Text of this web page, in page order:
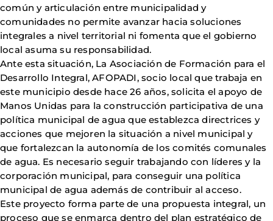
común y articulación entre municipalidad y
comunidades no permite avanzar hacia soluciones
integrales a nivel territorial ni fomenta que el gobierno
local asuma su responsabilidad.
Ante esta situación, La Asociación de Formación para el
Desarrollo Integral, AFOPADI, socio local que trabaja en
este municipio desde hace 26 años, solicita el apoyo de
Manos Unidas para la construcción participativa de una
política municipal de agua que establezca directrices y
acciones que mejoren la situación a nivel municipal y
que fortalezcan la autonomía de los comités comunales
de agua. Es necesario seguir trabajando con líderes y la
corporación municipal, para conseguir una política
municipal de agua además de contribuir al acceso.
Este proyecto forma parte de una propuesta integral, un
proceso que se enmarca dentro del plan estratégico de